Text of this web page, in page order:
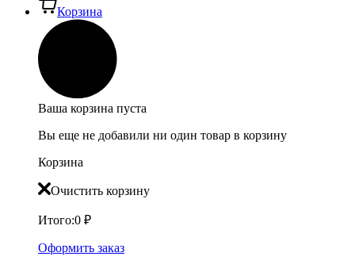
Корзина
Ваша корзина пуста
Вы еще не добавили ни один товар в корзину
Корзина
Очистить корзину
Итого:0 ₽
Оформить заказ